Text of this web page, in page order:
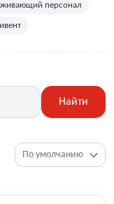
персонал
Найти